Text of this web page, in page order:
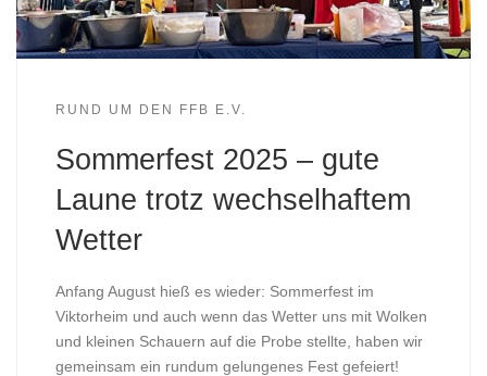
RUND UM DEN FFB E.V.
Sommerfest 2025 – gute
Laune trotz wechselhaftem
Wetter
Anfang August hieß es wieder: Sommerfest im
Viktorheim und auch wenn das Wetter uns mit Wolken
und kleinen Schauern auf die Probe stellte, haben wir
gemeinsam ein rundum gelungenes Fest gefeiert!